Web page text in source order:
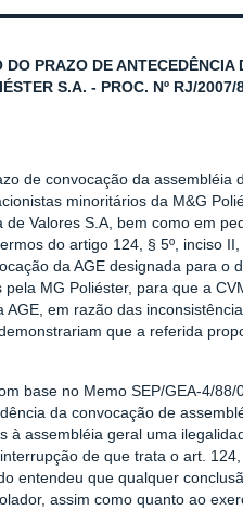
PRAZO DE
S.A. - PROC. Nº RJ/2007/
de convocação da assembléia
minoritários da M&G
Valores S.A, bem como em
do artigo 124, § 5º, inciso
da AGE designada para o
MG Poliéster, para que a
em razão das
que a referida
base no Memo SEP/GEA-4/
da convocação de
à assembléia geral uma
de que trata o art. 124,
entendeu que qualquer
assim como quanto ao